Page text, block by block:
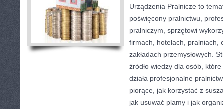
Urządzenia Pralnicze to
poświęcony pralnictwu,
pralniczym, sprzętowi
firmach, hotelach, pralniach,
zakładach przemysłowych.
źródło wiedzy dla osób,
działa profesjonalne
piorące, jak korzystać z
jak usuwać plamy i jak